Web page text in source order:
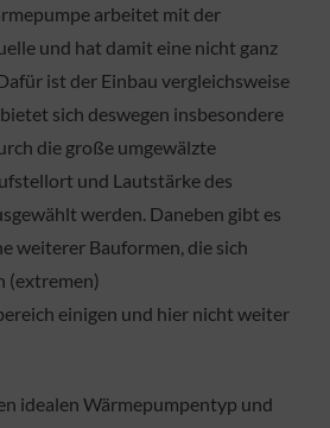
arbeitet mit der
und hat damit eine nicht ganz
ist der Einbau vergleichsweise
sich deswegen insbesondere
die große umgewälzte
und Lautstärke des
werden. Daneben gibt es
weiterer Bauformen, die sich
(extremen)
einigen und hier nicht weiter
idealen Wärmepumpentyp und